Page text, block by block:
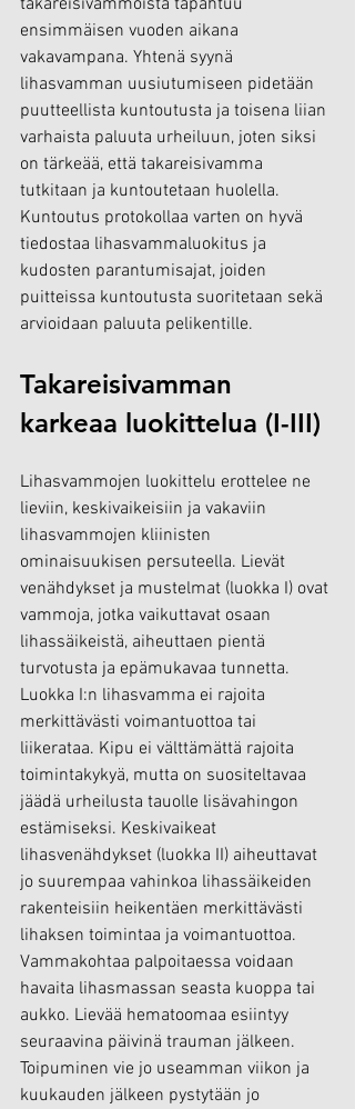
ensimmäisen vuoden aikana
vakavampana. Yhtenä syynä
lihasvamman uusiutumiseen pidetään
puutteellista kuntoutusta ja toisena liian
varhaista paluuta urheiluun, joten siksi
on tärkeää, että takareisivamma
tutkitaan ja kuntoutetaan huolella.
Kuntoutus protokollaa varten on hyvä
tiedostaa lihasvammaluokitus ja
kudosten parantumisajat, joiden
puitteissa kuntoutusta suoritetaan sekä
arvioidaan paluuta pelikentille.
Takareisivamman
karkeaa luokittelua (I-III)
Lihasvammojen luokittelu erottelee ne
lieviin, keskivaikeisiin ja vakaviin
lihasvammojen kliinisten
ominaisuukisen persuteella. Lievät
venähdykset ja mustelmat (luokka I) ovat
vammoja, jotka vaikuttavat osaan
lihassäikeistä, aiheuttaen pientä
turvotusta ja epämukavaa tunnetta.
Luokka I:n lihasvamma ei rajoita
merkittävästi voimantuottoa tai
liikerataa. Kipu ei välttämättä rajoita
toimintakykyä, mutta on suositeltavaa
jäädä urheilusta tauolle lisävahingon
estämiseksi. Keskivaikeat
lihasvenähdykset (luokka II) aiheuttavat
jo suurempaa vahinkoa lihassäikeiden
rakenteisiin heikentäen merkittävästi
lihaksen toimintaa ja voimantuottoa.
Vammakohtaa palpoitaessa voidaan
havaita lihasmassan seasta kuoppa tai
aukko. Lievää hematoomaa esiintyy
seuraavina päivinä trauman jälkeen.
Toipuminen vie jo useamman viikon ja
kuukauden jälkeen pystytään jo